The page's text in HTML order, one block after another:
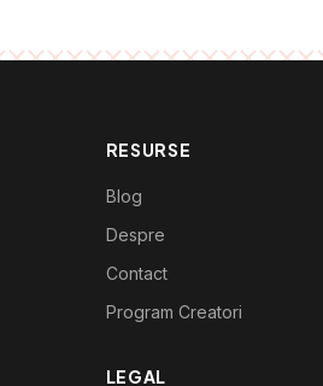
RESURSE
Blog
Despre
Contact
Program Creatori
LEGAL